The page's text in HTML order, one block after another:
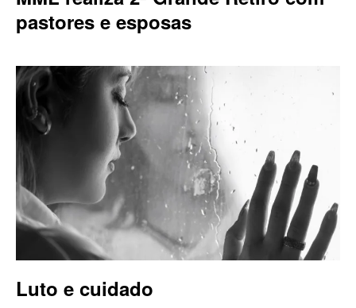
pastores e esposas
Luto e cuidado